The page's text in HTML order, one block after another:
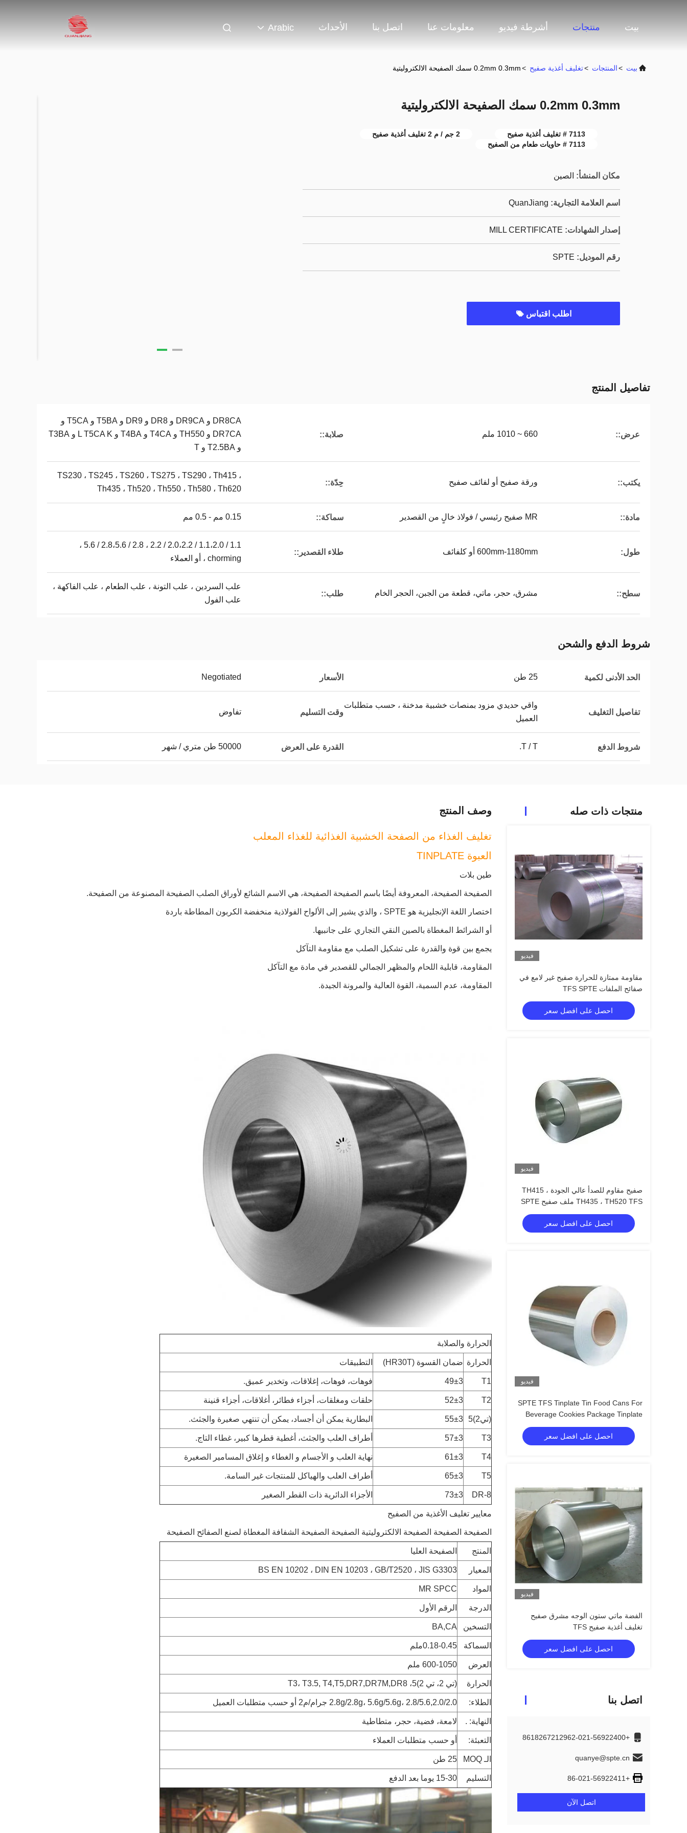
بيت منتجات أشرطة فيديو معلومات عنا اتصل بنا الأحداث Arabic
بيت >المنتجات >تغليف أغذية صفيح >0.2mm 0.3mm سمك الصفيحة الالكتروليتية
0.2mm 0.3mm سمك الصفيحة الالكتروليتية
7113 # تغليف أغذية صفيح
2 جم / م 2 تغليف أغذية صفيح
7113 # حاويات طعام من الصفيح
مكان المنشأ: الصين
اسم العلامة التجارية: QuanJiang
إصدار الشهادات: MILL CERTIFICATE
رقم الموديل: SPTE
اطلب اقتباس
تفاصيل المنتج
عرض:: 660 ~ 1010 ملم صلابة::
DR8CA و DR9CA و DR8 و DR9 و T5BA و T5CA و
DR7CA و TH550 و T4CA و T4BA و L T5CA K و T3BA
و T2.5BA و T
يكتب:: ورقة صفيح أو لفائف صفيح حِدّة::
TS230 ، TS245 ، TS260 ، TS275 ، TS290 ، Th415 ،
Th435 ، Th520 ، Th550 ، Th580 ، Th620
مادة:: MR صفيح رئيسي / فولاذ خالٍ من القصدير سماكة:: 0.15 مم - 0.5 مم
طول: 600mm-1180mm أو كلفائف طلاء القصدير::
1.1 / 1.1،2.0 / 2.0،2.2 / 2.2 ، 2.8 / 2.8،5.6 / 5.6 ،
chorming ، أو العملاء
سطح:: مشرق، حجر، ماتي، قطعة من الجبن، الحجر الخام طلب::
علب السردين ، علب التونة ، علب الطعام ، علب الفاكهة ،
علب الفول
شروط الدفع والشحن
الحد الأدنى لكمية 25 طن الأسعار Negotiated
تفاصيل التغليف
واقي حديدي مزود بمنصات خشبية مدخنة ، حسب متطلبات
العميل
وقت التسليم تفاوض
شروط الدفع T / T. القدرة على العرض 50000 طن متري / شهر
منتجات ذات صله
فيديو
مقاومة ممتازة للحرارة صفيح غير لامع في
صفائح الملفات TFS SPTE
احصل على افضل سعر
فيديو
صفيح مقاوم للصدأ عالي الجودة TH415 ،
TH435 ، TH520 TFS ملف صفيح SPTE
صفيح
احصل على افضل سعر
فيديو
SPTE TFS Tinplate Tin Food Cans For
Beverage Cookies Package Tinplate
احصل على افضل سعر
فيديو
الفضة ماتي ستون الوجه مشرق صفيح
تغليف أغذية صفيح TFS
احصل على افضل سعر
اتصل بنا
+8618267212962-021-56922400
quanye@spte.cn
+86-021-56922411
اتصل الآن
وصف المنتج
تغليف الغذاء من الصفحة الخشبية الغذائية للغذاء المعلب
العبوة TINPLATE
طين بلات
الصفيحة الصفيحة، المعروفة أيضًا باسم الصفيحة الصفيحة، هي الاسم الشائع لأوراق الصلب الصفيحة المصنوعة من الصفيحة.
اختصار اللغة الإنجليزية هو SPTE ، والذي يشير إلى الألواح الفولاذية منخفضة الكربون المطاطة باردة
أو الشرائط المغطاة بالصين النقي التجاري على جانبيها.
يجمع بين قوة والقدرة على تشكيل الصلب مع مقاومة التآكل
المقاومة، قابلية اللحام والمظهر الجمالي للقصدير في مادة مع التآكل
المقاومة، عدم السمية، القوة العالية والمرونة الجيدة.
الحرارة والصلابة
الحرارة ضمان القسوة (HR30T) التطبيقات
T1
49±3 فوهات، فوهات، إغلاقات، وتخدير عميق.
T2
52±3 حلقات ومغلقات، أجزاء فطائر، أغلاقات، أجزاء قنينة
(تي2)5 55±3 البطارية يمكن أن أجساد، يمكن أن تنتهي صغيرة والجثث.
T3
57±3 أطراف العلب والجثث، أغطية قطرها كبير، غطاء التاج.
T4
61±3 نهاية العلب و الأجسام و الغطاء و إغلاق المسامير الصغيرة
T5
65±3 أطراف العلب والهياكل للمنتجات غير السامة.
DR-8
73±3 الأجزاء الدائرية ذات القطر الصغير
معايير تغليف الأغذية من الصفيح
الصفيحة الصفيحة الصفيحة الالكتروليتية الصفيحة الصفيحة الشفافة المغطاة لصنع الصفائح الصفيحة
المنتج الصفيحة العليا
المعيار BS EN 10202 ، DIN EN 10203 ، GB/T2520 ، JIS G3303
المواد MR SPCC
الدرجة الرقم الأول
التسخين BA,CA
السماكة 0.18-0.45ملم
العرض 600-1050 ملم
الحرارة (تي 2، تي 2)5، T3، T3.5, T4,T5,DR7,DR7M,DR8
الطلاء: 2.8g/2.8g، 5.6g/5.6g، 2.8/5.6,2.0/2.0 جرام/م2 أو حسب متطلبات العميل
النهاية: . لامعة، فضية، حجر، متطاطية
التعبئة: أو حسب متطلبات العملاء
الـ MOQ 25 طن
التسليم 15-30 يوما بعد الدفع